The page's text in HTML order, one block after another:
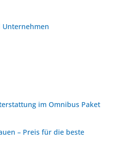
Unternehmen
im Omnibus Paket
– Preis für die beste